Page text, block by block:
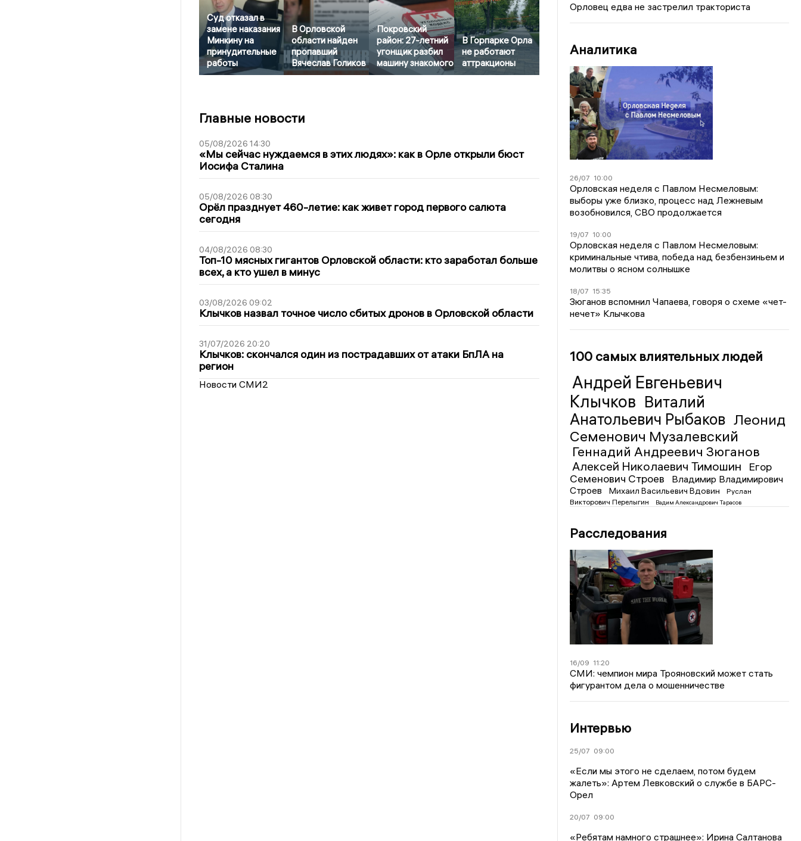
Суд отказал в
замене наказания
Минкину на
принудительные
работы
В Орловской
области найден
пропавший
Вячеслав Голиков
Покровский
район: 27-летний
угонщик разбил
машину знакомого
В Горпарке Орла
не работают
аттракционы
Главные новости
05/08/2026 14:30
«Мы сейчас нуждаемся в этих людях»: как в Орле открыли бюст
Иосифа Сталина
05/08/2026 08:30
Орёл празднует 460-летие: как живет город первого салюта
сегодня
04/08/2026 08:30
Топ-10 мясных гигантов Орловской области: кто заработал больше
всех, а кто ушел в минус
03/08/2026 09:02
Клычков назвал точное число сбитых дронов в Орловской области
31/07/2026 20:20
Клычков: скончался один из пострадавших от атаки БпЛА на
регион
Новости СМИ2
Орловец едва не застрелил тракториста
Аналитика
26/07 10:00
Орловская неделя с Павлом Несмеловым:
выборы уже близко, процесс над Лежневым
возобновился, СВО продолжается
19/07 10:00
Орловская неделя с Павлом Несмеловым:
криминальные чтива, победа над безбензиньем и
молитвы о ясном солнышке
18/07 15:35
Зюганов вспомнил Чапаева, говоря о схеме «чет-
нечет» Клычкова
100 самых влиятельных людей
Андрей Евгеньевич
Клычков Виталий
Анатольевич Рыбаков Леонид
Семенович Музалевский
Геннадий Андреевич Зюганов
Алексей Николаевич Тимошин
Егор
Семенович Строев
Владимир Владимирович
Строев
Михаил Васильевич Вдовин
Руслан
Викторович Перелыгин
Вадим Александрович Тарасов
Расследования
16/09 11:20
СМИ: чемпион мира Трояновский может стать
фигурантом дела о мошенничестве
Интервью
25/07 09:00
«Если мы этого не сделаем, потом будем
жалеть»: Артем Левковский о службе в БАРС-
Орел
20/07 09:00
«Ребятам намного страшнее»: Ирина Салтанова